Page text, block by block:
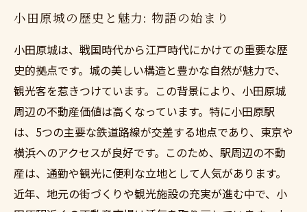
小田原城の歴史と魅力: 物語の始まり
小田原城は、戦国時代から江戸時代にかけての重要な歴
史的拠点です。城の美しい構造と豊かな自然が魅力で、
観光客を惹きつけています。この背景により、小田原城
周辺の不動産価値は高くなっています。特に小田原駅
は、5つの主要な鉄道路線が交差する地点であり、東京や
横浜へのアクセスが良好です。このため、駅周辺の不動
産は、通勤や観光に便利な立地として人気があります。
近年、地元の街づくりや観光施設の充実が進む中で、小